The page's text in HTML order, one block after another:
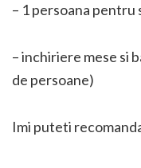
– 1 persoana pentru
– inchiriere mese si
de persoane)
Imi puteti